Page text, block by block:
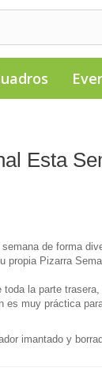
Esta
semana de forma
propia Pizarra
la parte
es muy práctica
imantado y